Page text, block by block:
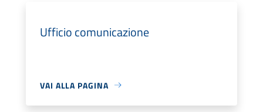
Ufficio comunicazione
VAI ALLA PAGINA